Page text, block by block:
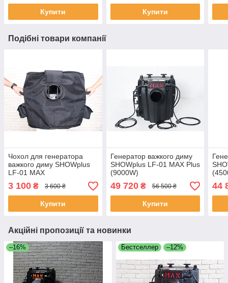
Купити Купити
Подібні товари компанії
Чохол для генератора
важкого диму SHOWplus
LF-01 MAX
3 100 ₴ 3 600 ₴
Купити
Генератор важкого диму
SHOWplus LF-01 MAX Plus
(9000W)
49 720₴ 56 500 ₴
Купити
44
Акційні пропозиції та новинки
–16% Бестселлер –12%